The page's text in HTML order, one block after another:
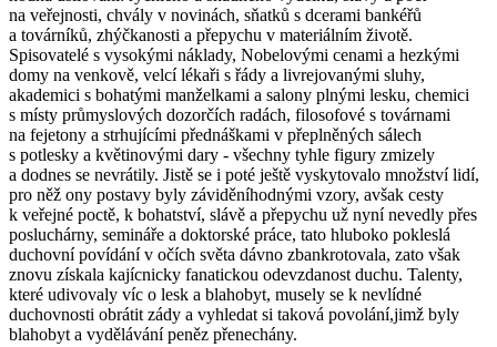
na veřejnosti, chvály v novinách, sňatků s dcerami bankéřů
a továrníků, zhýčkanosti a přepychu v materiálním životě.
Spisovatelé s vysokými náklady, Nobelovými cenami a hezkými
domy na venkově, velcí lékaři s řády a livrejovanými sluhy,
akademici s bohatými manželkami a salony plnými lesku, chemici
s místy průmyslových dozorčích radách, filosofové s továrnami
na fejetony a strhujícími přednáškami v přeplněných sálech
s potlesky a květinovými dary - všechny tyhle figury zmizely
a dodnes se nevrátily. Jistě se i poté ještě vyskytovalo množství lidí,
pro něž ony postavy byly záviděníhodnými vzory, avšak cesty
k veřejné poctě, k bohatství, slávě a přepychu už nyní nevedly přes
posluchárny, semináře a doktorské práce, tato hluboko pokleslá
duchovní povídání v očích světa dávno zbankrotovala, zato však
znovu získala kajícnicky fanatickou odevzdanost duchu. Talenty,
které udivovaly víc o lesk a blahobyt, musely se k nevlídné
duchovnosti obrátit zády a vyhledat si taková povolání,jimž byly
blahobyt a vydělávání peněz přenechány.